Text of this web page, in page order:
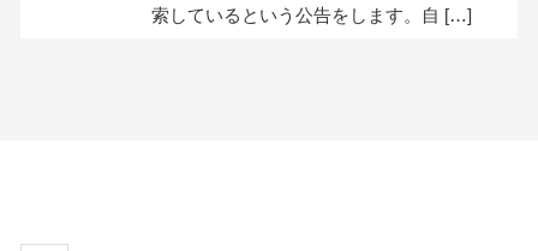
索しているという公告をします。自 […]